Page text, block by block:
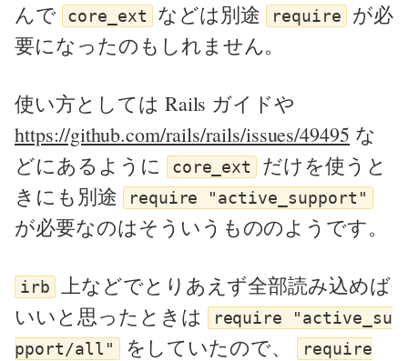
んで
core_ext などは別途 require が必
要になったのもしれません。
使い方としては Rails ガイドや
https://github.com/rails/rails/issues/49495 な
どにあるように
core_ext
だけを使うと
きにも別途
require "active_support"
が必要なのはそういうもののようです。
irb 上などでとりあえず全部読み込めば
いいと思ったときは
require "active_su
pport/all" をしていたので、 require